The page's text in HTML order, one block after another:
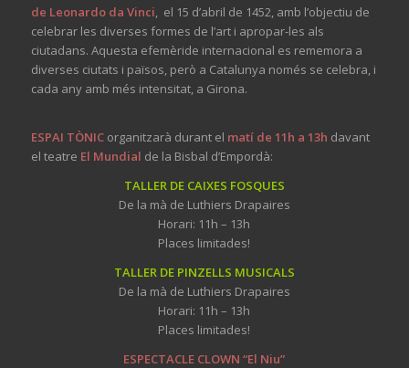
de Leonardo da Vinci, el 15 d’abril de 1452, amb l’objectiu de
celebrar les diverses formes de l’art i apropar-les als
ciutadans. Aquesta efemèride internacional es rememora a
diverses ciutats i països, però a Catalunya només se celebra, i
cada any amb més intensitat, a Girona.
ESPAI TÒNIC organitzarà durant el matí de 11h a 13h davant
el teatre El Mundial de la Bisbal d’Empordà:
TALLER DE CAIXES FOSQUES
De la mà de Luthiers Drapaires
Horari: 11h – 13h
Places limitades!
TALLER DE PINZELLS MUSICALS
De la mà de Luthiers Drapaires
Horari: 11h – 13h
Places limitades!
ESPECTACLE CLOWN “El Niu”